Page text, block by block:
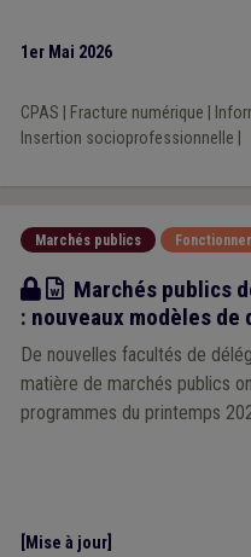
1er Mai 2026
CPAS Fracture numérique
Insertion socioprofessionnelle
Marchés publics
Modèle
Marchés publics
: nouveaux modèles
De nouvelles facultés de
matière de marchés publics
programmes du printemps
[Mise à jour]